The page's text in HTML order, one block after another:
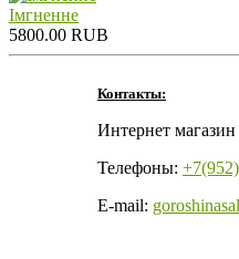
Iмгненне
5800.00 RUB
Контакты:
Интернет
Телефоны:
E-mail: